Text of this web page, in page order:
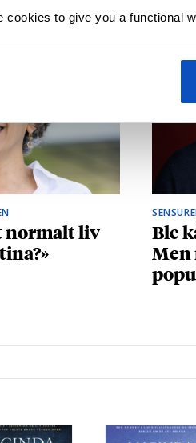
cookies to give you a functional
normalt liv
Ble
Men